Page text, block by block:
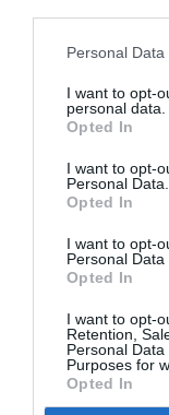
Personal
I want to opt-
personal data.
Opted In
I want to opt-
Personal Data.
Opted In
I want to opt-
Personal Data
Opted In
I want to opt-
Retention,
Personal
Purposes for
Opted In
παρουσίαση
του Women On
Economic
δεδομένα που
την Εύβοια, τα
έχουν πλήξει
και τα
ενεργειακής
πόσιμου νερού
χάσματος